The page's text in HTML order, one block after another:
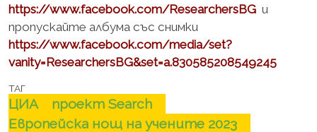
https://www.facebook.com/ResearchersBG и
пропускайте албума със снимки
https://www.facebook.com/media/set?
vanity=ResearchersBG&set=a.830585208549245
ТАГ
ЦИА
проект Search
Европейска нощ на учените 2023